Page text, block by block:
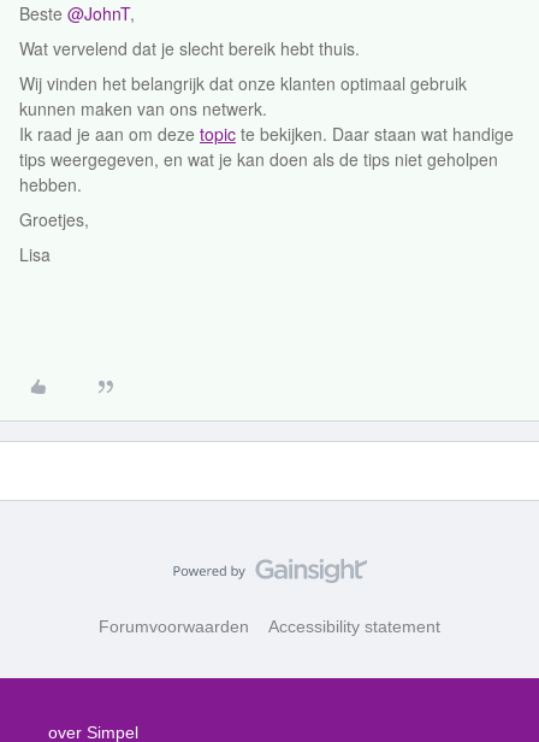
Beste @JohnT,
Wat vervelend dat je slecht bereik hebt thuis.
Wij vinden het belangrijk dat onze klanten optimaal gebruik
kunnen maken van ons netwerk.
Ik raad je aan om deze topic te bekijken. Daar staan wat handige
tips weergegeven, en wat je kan doen als de tips niet geholpen
hebben.
Groetjes,
Lisa
Forumvoorwaarden Accessibility statement
over Simpel